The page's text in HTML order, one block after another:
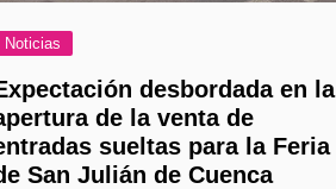
Noticias
desbordada en la
de la venta de
sueltas para la Feria
San Julián de Cuenca